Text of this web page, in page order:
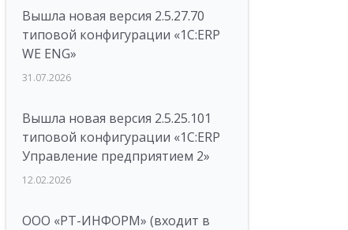
Вышла новая версия 2.5.27.70
типовой конфигурации «1С:ERP
WE ENG»
31.07.2026
Вышла новая версия 2.5.25.101
типовой конфигурации «1С:ERP
Управление предприятием 2»
12.02.2026
ООО «РТ-ИНФОРМ» (входит в